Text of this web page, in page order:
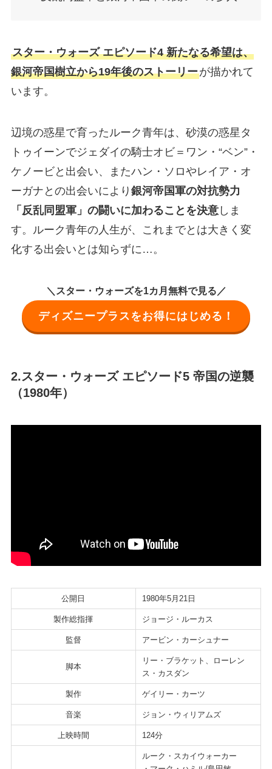
スター・ウォーズ エピソード4 新たなる希望は、
銀河帝国樹立から19年後のストーリーが描かれて
います。
辺境の惑星で育ったルーク青年は、砂漠の惑星タ
トゥイーンでジェダイの騎士オビ＝ワン・“ベン”・
ケノービと出会い、またハン・ソロやレイア・オ
ーガナとの出会いにより 銀河帝国軍の対抗勢力
「反乱同盟軍」の闘いに加わることを決意しま
す。ルーク青年の人生が、これまでとは大きく変
化する出会いとは知らずに…。
＼スター・ウォーズを1カ月無料で見る／
ディズニープラスをお得にはじめる！
2.スター・ウォーズ エピソード5 帝国の逆襲
（1980年）
公開日 1980年5月21日
製作総指揮 ジョージ・ルーカス
監督 アービン・カーシュナー
脚本
リー・ブラケット、ローレン
ス・カスダン
製作 ゲイリー・カーツ
音楽 ジョン・ウィリアムズ
上映時間 124分
ルーク・スカイウォーカー